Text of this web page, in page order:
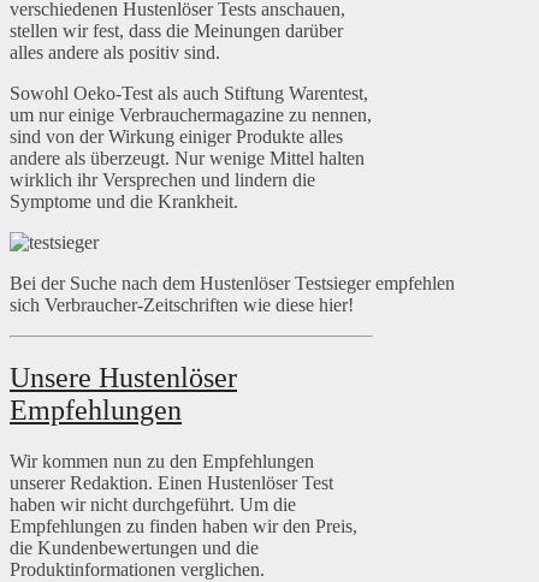
verschiedenen Hustenlöser Tests anschauen,
stellen wir fest, dass die Meinungen darüber
alles andere als positiv sind.
Sowohl Oeko-Test als auch Stiftung Warentest,
um nur einige Verbrauchermagazine zu nennen,
sind von der Wirkung einiger Produkte alles
andere als überzeugt. Nur wenige Mittel halten
wirklich ihr Versprechen und lindern die
Symptome und die Krankheit.
Bei der Suche nach dem Hustenlöser Testsieger empfehlen
sich Verbraucher-Zeitschriften wie diese hier!
Unsere Hustenlöser
Empfehlungen
Wir kommen nun zu den Empfehlungen
unserer Redaktion. Einen Hustenlöser Test
haben wir nicht durchgeführt. Um die
Empfehlungen zu finden haben wir den Preis,
die Kundenbewertungen und die
Produktinformationen verglichen.